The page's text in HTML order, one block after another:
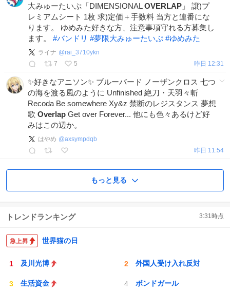
大みゅーたいぷ「DIMENSIONALOVERLAP 」 譲)プ
レミアムシート 1枚 求)定価＋手数料 当方と連番にな
ります。 ゆめみた好きな方、注意事項守れる方募集し
ます。 #バンドリ #夢限大みゅーたいぷ #ゆめみた
ライナ @rai_3710ykn
7
5 昨日 12:31
✨好きなアニソン✨ ブルーバード ノーザンクロス 七つ
の海を渡る風のように Unfinished 絶刀・天羽々斬
Recoda Be somewhere Xy&z 禁断のレジスタンス 夢想
歌 Overlap Get over Forever... 他にも色々あるけど好
みはこの辺か。
はやめ @axsympdqb
昨日 11:54
もっと見る
トレンドランキング 3:31時点
世界猫の日
及川光博 外国人受け入れ反対
生活資金 ボンドガール